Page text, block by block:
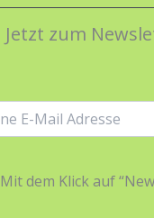
Jetzt zum
Mit dem Klick auf